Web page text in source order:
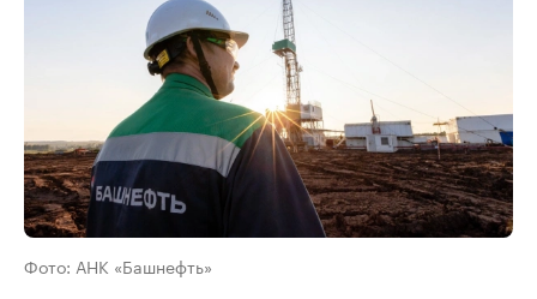
Фото: АНК «Башнефть»